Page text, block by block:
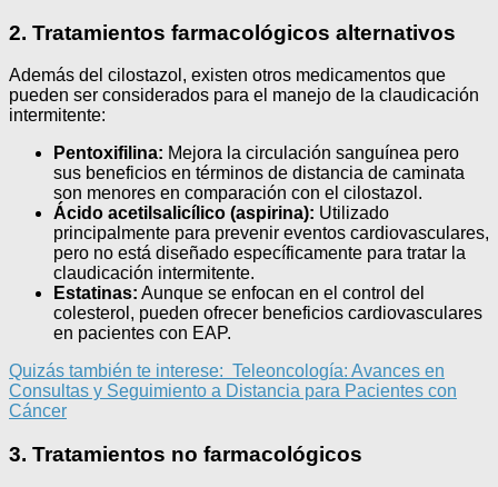
2. Tratamientos farmacológicos alternativos
Además del cilostazol, existen otros medicamentos que
pueden ser considerados para el manejo de la claudicación
intermitente:
Pentoxifilina: Mejora la circulación sanguínea pero
sus beneficios en términos de distancia de caminata
son menores en comparación con el cilostazol.
Ácido acetilsalicílico (aspirina): Utilizado
principalmente para prevenir eventos cardiovasculares,
pero no está diseñado específicamente para tratar la
claudicación intermitente.
Estatinas: Aunque se enfocan en el control del
colesterol, pueden ofrecer beneficios cardiovasculares
en pacientes con EAP.
Quizás también te interese: Teleoncología: Avances en
Consultas y Seguimiento a Distancia para Pacientes con
Cáncer
3. Tratamientos no farmacológicos